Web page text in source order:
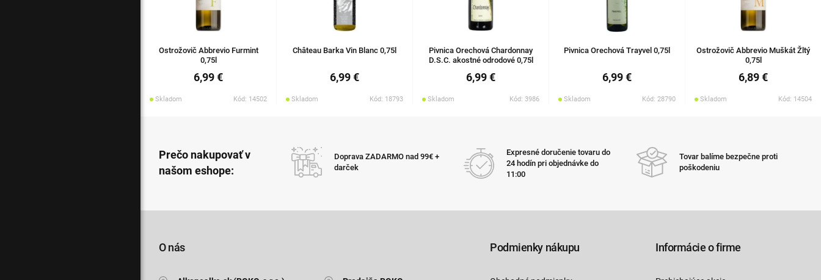
Ostrožovič Abbrevio Furmint
0,75l
6,99 €
Skladom Kód: 14502
Château Barka Vin Blanc 0,75l
6,99 €
Skladom Kód: 18793
Pivnica Orechová Chardonnay
D.S.C. akostné odrodové 0,75l
6,99 €
Skladom Kód: 3986
Pivnica Orechová Trayvel 0,75l
6,99 €
Skladom Kód: 28790
Ostrožovič Abbrevio Muškát Žltý
0,75l
6,89 €
Skladom Kód: 14504
Prečo nakupovať v
našom eshope:
Doprava ZADARMO nad 99€ +
darček
Expresné doručenie tovaru do
24 hodín pri objednávke do
11:00
Tovar balíme bezpečne proti
poškodeniu
O nás Podmienky nákupu Informácie o firme